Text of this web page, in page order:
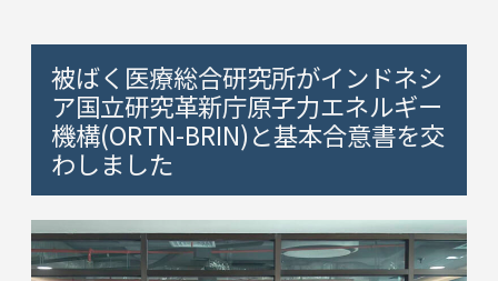
被ばく医療総合研究所がインドネシ
ア国立研究革新庁原子力エネルギー
機構(ORTN-BRIN)と基本合意書を交
わしました